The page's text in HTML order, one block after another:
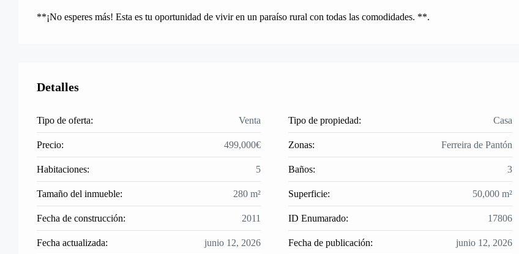
**¡No esperes más! Esta es tu oportunidad de vivir en un paraíso rural con todas las comodidades. **.
Detalles
Tipo de oferta: Venta Tipo de propiedad: Casa
Precio: 499,000€ Zonas: Ferreira de Pantón
Habitaciones: 5 Baños: 3
Tamaño del inmueble: 280 m² Superficie: 50,000 m²
Fecha de construcción: 2011 ID Enumarado: 17806
Fecha actualizada: junio 12, 2026 Fecha de publicación: junio 12, 2026